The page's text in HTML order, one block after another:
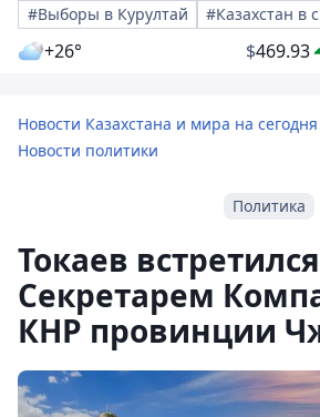
#Выборы в Курултай
#Казахстан в
+26° $469.93
Новости Казахстана и мира на сегодня
Новости политики
Политика
Токаев
Секретарем
КНР провинции